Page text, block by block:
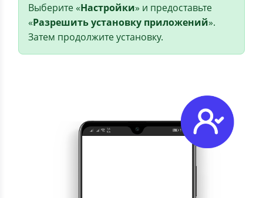
Выберите «Настройки» и предоставьте
«Разрешить установку приложений».
Затем продолжите установку.